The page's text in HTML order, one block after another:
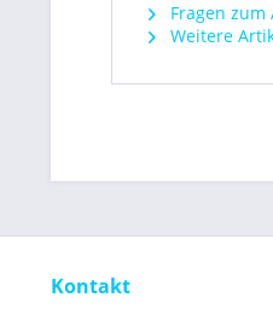
Fragen zum
Weitere
Kontakt